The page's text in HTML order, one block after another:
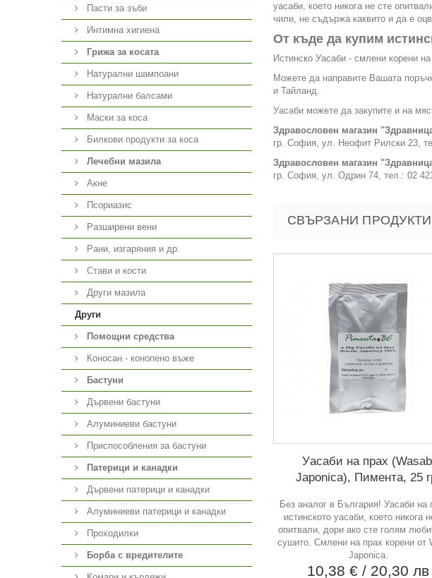
Пасти за зъби
Интимна хигиена
Грижа за косата
Натурални шампоани
Натурални балсами
Маски за коса
Билкови продукти за коса
Лечебни мазила
Акне
Псориазис
Разширени вени
Рани, изгаряния и др.
Стави и кости
Други мазила
Други
Помощни средства
Коносан - конопено въже
Бастуни
Дървени бастуни
Алуминиеви бастуни
Приспособления за бастуни
Патерици и канадки
Дървени патерици и канадки
Алуминиеви патерици и канадки
Проходилки
Борба с вредителите
уасаби, което никога не сте
чили, не съдържа каквито и да е
От къде да купим
Истинско Уасаби - смлени корени
Можете да направите Вашата
и Тайланд.
Уасаби можете да закупите и на
Здравословен магазин
гр. София, ул. Неофит Рилски 23,
Здравословен магазин
гр. София, ул. Одрин 74, тел.: 02
СВЪРЗАНИ ПРОДУКТИ
Уасаби на прах
Japonica), Пимента, 25
Без аналог в България! Уасаби на
истинското уасаби, което никога
опитвали, дори ако сте голям
сушито. Смлени на прах корени от
Japonica.
10,38 €/ 20,30 лв